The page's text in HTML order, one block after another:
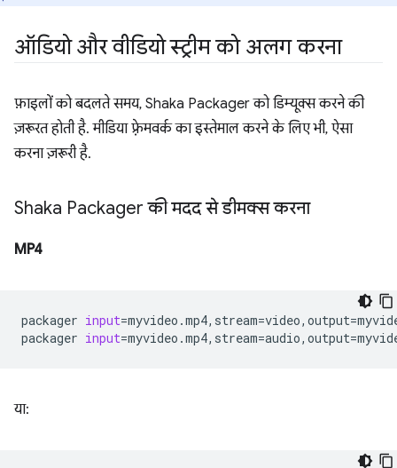
ऑडियो और वीडियो स्ट्रीम को अलग करना
फ़ाइलों को बदलते समय, Shaka Packager को डिम्यूक्स करने की
ज़रूरत होती है. मीडिया फ़्रेमवर्क का इस्तेमाल करने के लिए भी, ऐसा
करना ज़रूरी है.
Shaka Packager की मदद से डीमक्स करना
MP4
packager input=myvideo.mp4,stream=video,output=
packager input=myvideo.mp4,stream=audio,output=
या: